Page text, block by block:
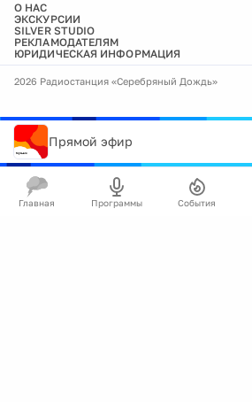
О НАС
ЭКСКУРСИИ
SILVER STUDIO
РЕКЛАМОДАТЕЛЯМ
ЮРИДИЧЕСКАЯ ИНФОРМАЦИЯ
2026 Радиостанция «Серебряный Дождь»
Прямой эфир
Главная Программы События